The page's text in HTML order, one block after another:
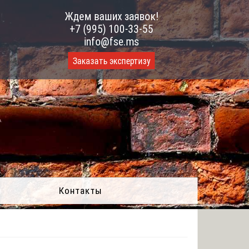
Ждем ваших заявок!
+7 (995) 100-33-55
info@fse.ms
Заказать экспертизу
Контакты